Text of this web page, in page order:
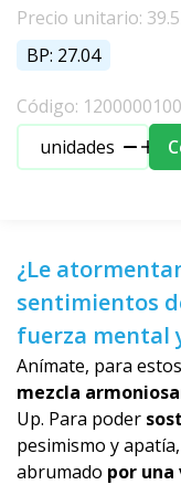
Precio unitario:
BP: 27.04
Código:
unidades
¿Le
sentimientos
fuerza mental
Anímate, para
mezcla
Up. Para poder
pesimismo y
abrumado por